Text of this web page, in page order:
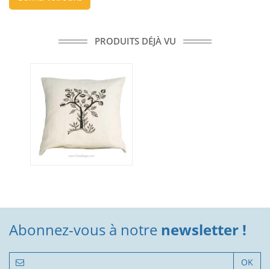
PRODUITS DÉJÀ VU
Abonnez-vous à notre newsletter !
OK